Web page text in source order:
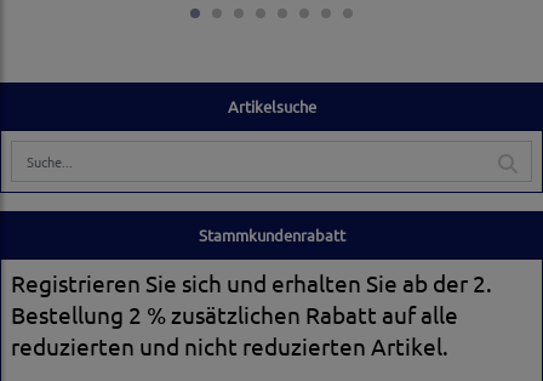
Artikelsuche
Stammkundenrabatt
Registrieren Sie sich und erhalten Sie ab der 2.
Bestellung 2 % zusätzlichen Rabatt auf alle
reduzierten und nicht reduzierten Artikel.